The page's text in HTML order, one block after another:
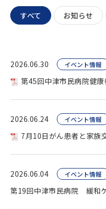
すべて お知らせ
2026.06.30 イベント情報
第45回中津市民病院健
2026.06.24 イベント情報
7月10日がん患者と家族
2026.06.04 イベント情報
第19回中津市民病院 緩和